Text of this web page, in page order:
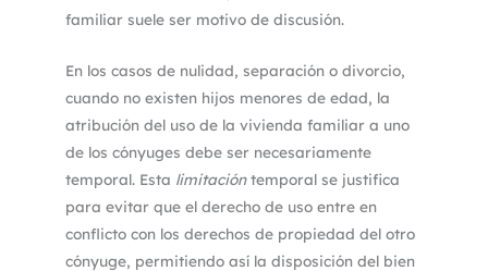
familiar suele ser motivo de discusión.
En los casos de nulidad, separación o divorcio,
cuando no existen hijos menores de edad, la
atribución del uso de la vivienda familiar a uno
de los cónyuges debe ser necesariamente
temporal. Esta limitacióntemporal se justifica
para evitar que el derecho de uso entre en
conflicto con los derechos de propiedad del otro
cónyuge, permitiendo así la disposición del bien